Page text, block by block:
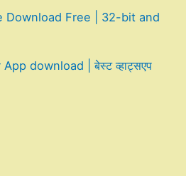
Download Free | 32-bit and
download | बेस्ट व्हाट्सएप